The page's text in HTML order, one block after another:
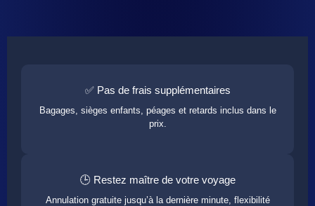
✅ Pas de frais supplémentaires
Bagages, sièges enfants, péages et retards inclus dans le
prix.
🕒 Restez maître de votre voyage
Annulation gratuite jusqu’à la dernière minute, flexibilité